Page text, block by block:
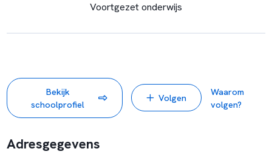
Voortgezet onderwijs
Bekijk
schoolprofiel
Volgen
Waarom
volgen?
Adresgegevens